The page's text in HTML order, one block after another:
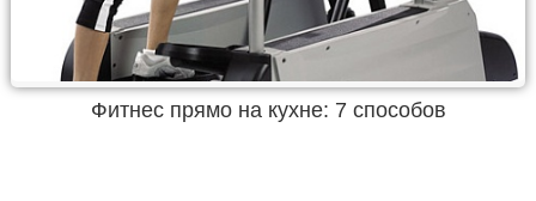
Фитнес прямо на кухне: 7 способов